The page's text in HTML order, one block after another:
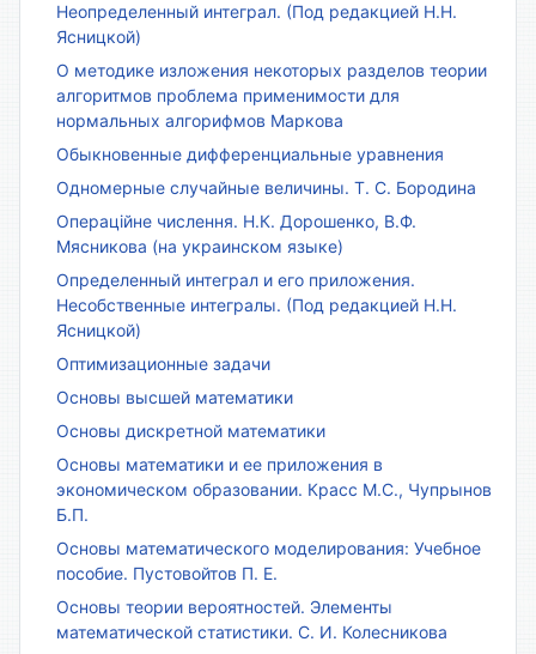
Неопределенный интеграл. (Под редакцией Н.Н.
Ясницкой)
О методике изложения некоторых разделов теории
алгоритмов проблема применимости для
нормальных алгорифмов Маркова
Обыкновенные дифференциальные уравнения
Одномерные случайные величины. Т. С. Бородина
Операційне числення. Н.К. Дорошенко, В.Ф.
Мясникова (на украинском языке)
Определенный интеграл и его приложения.
Несобственные интегралы. (Под редакцией Н.Н.
Ясницкой)
Оптимизационные задачи
Основы высшей математики
Основы дискретной математики
Основы математики и ее приложения в
экономическом образовании. Красс М.С., Чупрынов
Б.П.
Основы математического моделирования: Учебное
пособие. Пустовойтов П. Е.
Основы теории вероятностей. Элементы
математической статистики. С. И. Колесникова